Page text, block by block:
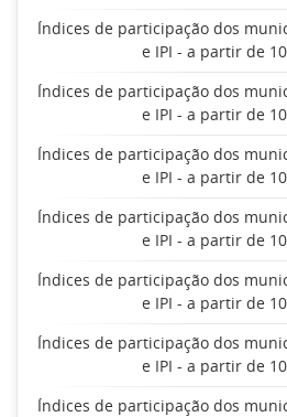
Índices de participação dos
e IPI - a partir de
Índices de participação dos
e IPI - a partir de
Índices de participação dos
e IPI - a partir de
Índices de participação dos
e IPI - a partir de
Índices de participação dos
e IPI - a partir de
Índices de participação dos
e IPI - a partir de
Índices de participação dos